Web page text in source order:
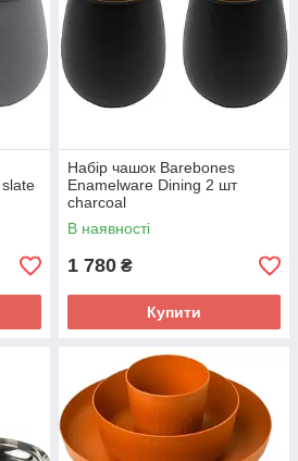
Набір чашок Barebones
Enamelware Dining 2 шт
charcoal
В наявності
1 780 ₴
Купити